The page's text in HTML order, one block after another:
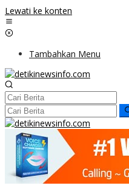
Lewati ke konten
Tambahkan Menu